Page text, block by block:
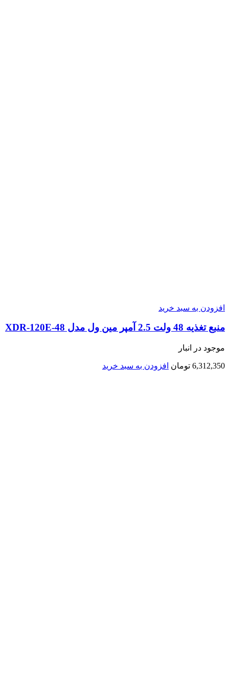
افزودن به سبد خرید
منبع تغذیه 48 ولت 2.5 آمپر مین ول مدل XDR-120E-48
موجود در انبار
6,312,350 تومان افزودن به سبد خرید